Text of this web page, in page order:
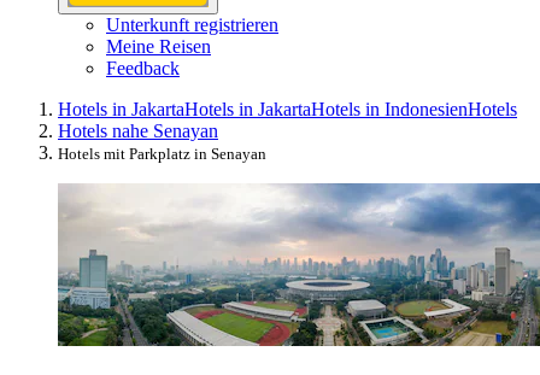
Unterkunft registrieren
Meine Reisen
Feedback
Hotels in JakartaHotels in JakartaHotels in IndonesienHotels
Hotels nahe Senayan
Hotels mit Parkplatz in Senayan